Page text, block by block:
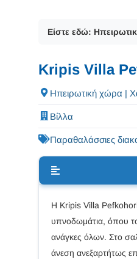
Είστε εδώ:
Kripis Villa
Ηπειρωτική χώρα |
Βίλλα
Παραθαλάσσιες
Η Kripis Villa Pefkohori
υπνοδωμάτια, όπου
ανάγκες όλων. Στο
άνεση ανεξαρτήτως